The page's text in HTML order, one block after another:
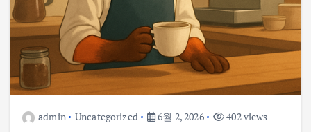
admin Uncategorized 6월 2, 2026 402 views